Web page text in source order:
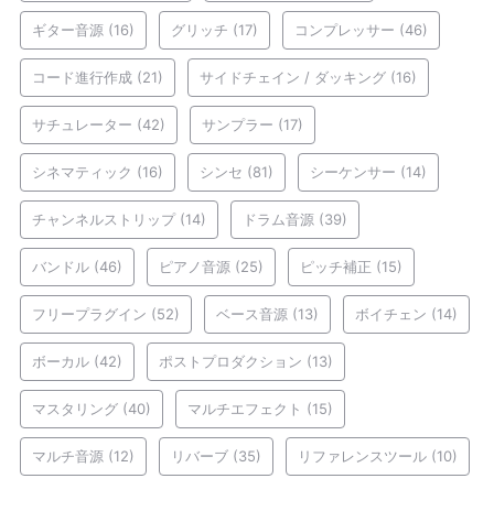
ギター音源 (16) グリッチ (17) コンプレッサー (46)
コード進行作成 (21) サイドチェイン / ダッキング (16)
サチュレーター (42) サンプラー (17)
シネマティック (16) シンセ (81) シーケンサー (14)
チャンネルストリップ(14) ドラム音源 (39)
バンドル (46) ピアノ音源 (25) ピッチ補正 (15)
フリープラグイン (52) ベース音源 (13) ボイチェン (14)
ボーカル (42) ポストプロダクション (13)
マスタリング (40) マルチエフェクト (15)
マルチ音源 (12) リバーブ (35) リファレンスツール (10)